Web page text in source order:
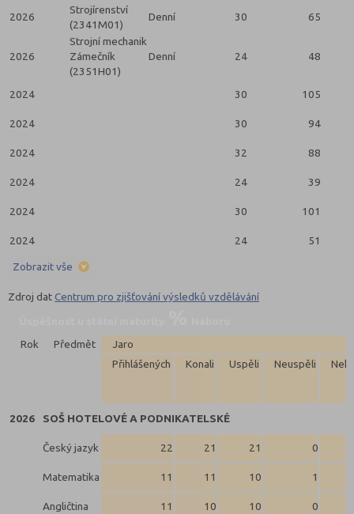
2026
Strojírenství
(2341M01)
Denní 30 65
2026
Strojní mechanik
Zámečník
(2351H01)
Denní 24 48
2024 30 105
2024 30 94
2024 32 88
2024 24 39
2024 30 101
2024 24 51
Zobrazit vše
Zdroj datCentrum pro zjišťování výsledků vzdělávání
Rok
Předmět
Jaro
Přihlášených
Konali Uspěli Neuspěli
2026 SOŠ HOTELOVÉ A PODNIKATELSKÉ
Český jazyk 22 21 21 0
Matematika 11 11 10 1
Angličtina 11 10 10 0